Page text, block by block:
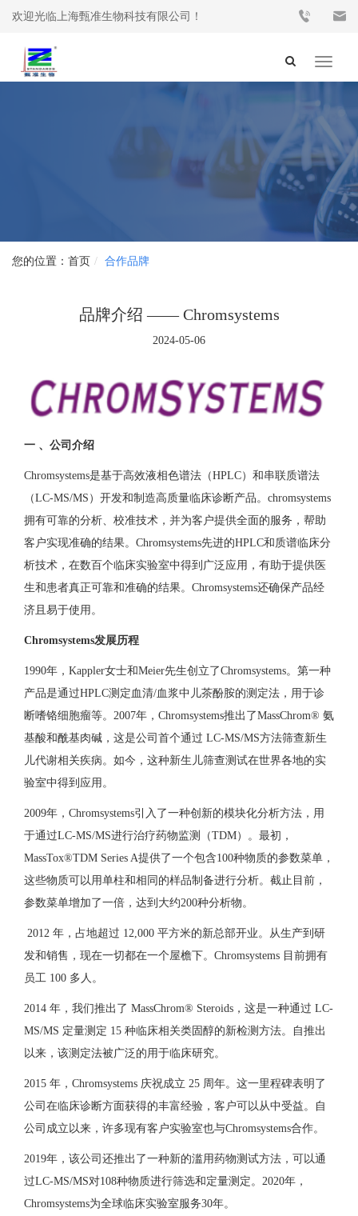
欢迎光临上海甄准生物科技有限公司！
Toggle
首页 合作品牌
品牌介绍 —— Chromsystems
2024-05-06
一 、公司介绍
Chromsystems是基于高效液相色谱法（HPLC）和串联质谱法
（LC-MS/MS）开发和制造高质量临床诊断产品。chromsystems
拥有可靠的分析、校准技术，并为客户提供全面的服务，帮助
客户实现准确的结果。Chromsystems先进的HPLC和质谱临床分
析技术，在数百个临床实验室中得到广泛应用，有助于提供医
生和患者真正可靠和准确的结果。Chromsystems还确保产品经
济且易于使用。
Chromsystems发展历程
1990年，Kappler女士和Meier先生创立了Chromsystems。第一种
产品是通过HPLC测定血清/血浆中儿茶酚胺的测定法，用于诊
断嗜铬细胞瘤等。2007年，Chromsystems推出了MassChrom® 氨
基酸和酰基肉碱，这是公司首个通过 LC-MS/MS方法筛查新生
儿代谢相关疾病。如今，这种新生儿筛查测试在世界各地的实
验室中得到应用。
2009年，Chromsystems引入了一种创新的模块化分析方法，用
于通过LC-MS/MS进行治疗药物监测（TDM）。最初，
MassTox®TDM Series A提供了一个包含100种物质的参数菜单，
这些物质可以用单柱和相同的样品制备进行分析。截止目前，
参数菜单增加了一倍，达到大约200种分析物。
2012 年，占地超过 12,000 平方米的新总部开业。从生产到研
发和销售，现在一切都在一个屋檐下。Chromsystems 目前拥有
员工 100 多人。
2014 年，我们推出了 MassChrom® Steroids，这是一种通过 LC-
MS/MS 定量测定 15 种临床相关类固醇的新检测方法。自推出
以来，该测定法被广泛的用于临床研究。
2015 年，Chromsystems 庆祝成立 25 周年。这一里程碑表明了
公司在临床诊断方面获得的丰富经验，客户可以从中受益。自
公司成立以来，许多现有客户实验室也与Chromsystems合作。
2019年，该公司还推出了一种新的滥用药物测试方法，可以通
过LC-MS/MS对108种物质进行筛选和定量测定。2020年，
Chromsystems为全球临床实验室服务30年。